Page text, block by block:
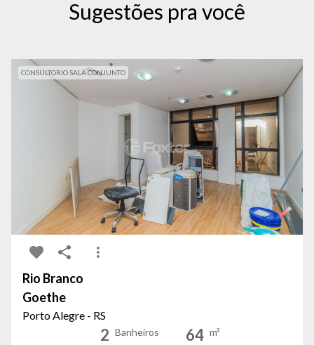
Sugestões pra você
CONSULTORIO SALA CONJUNTO
Rio Branco
Goethe
Porto Alegre - RS
2 Banheiros 64 m²